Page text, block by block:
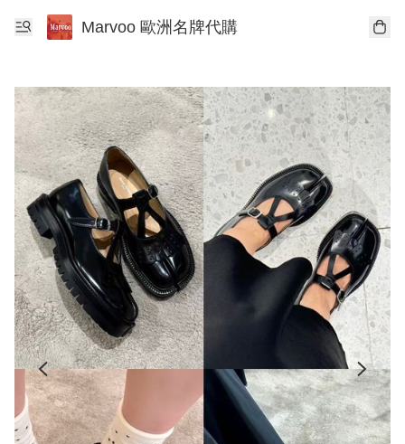
Marvoo 歐洲名牌代購